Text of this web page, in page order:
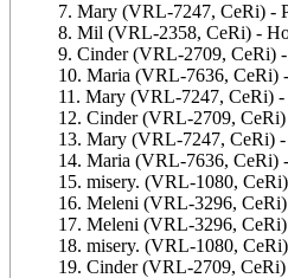
7. Mary (VRL-7247, CeRi) -
8. Mil (VRL-2358, CeRi) -
9. Cinder (VRL-2709, CeRi)
10. Maria (VRL-7636, CeRi)
11. Mary (VRL-7247, CeRi)
12. Cinder (VRL-2709, CeRi)
13. Mary (VRL-7247, CeRi)
14. Maria (VRL-7636, CeRi)
15. misery. (VRL-1080,
16. Meleni (VRL-3296,
17. Meleni (VRL-3296,
18. misery. (VRL-1080,
19. Cinder (VRL-2709,